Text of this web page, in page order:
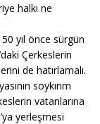
halkı ne
yıl önce sürgün
Çerkeslerin
de hatırlamalı.
soykırım
vatanlarına
yerleşmesi